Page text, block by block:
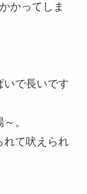
かってしま
いで長いです
。
れて吠えられ